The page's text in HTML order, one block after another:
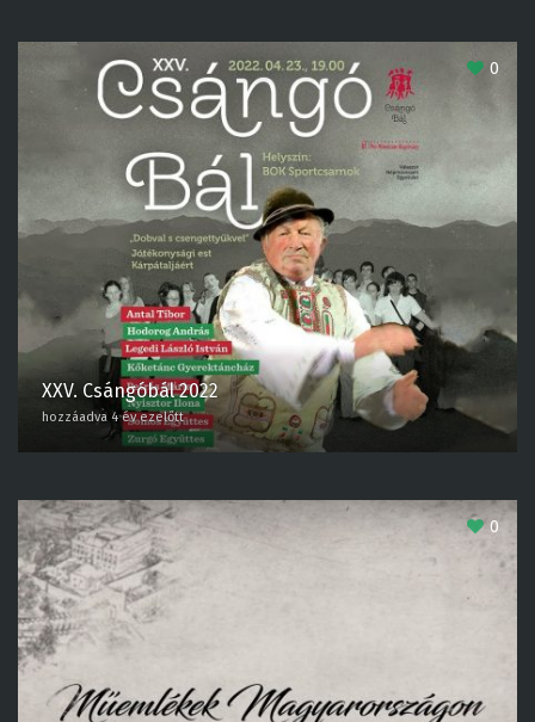
XXV. Csángóbál 2022
hozzáadva 4 év ezelőtt